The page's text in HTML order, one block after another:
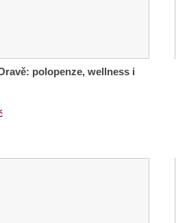
polopenze, wellness i